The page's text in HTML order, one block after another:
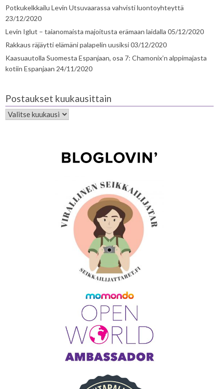
Potkukelkkailu Levin Utsuvaarassa vahvisti luontoyhteyttä
23/12/2020
Levin Iglut – taianomaista majoitusta erämaan laidalla 05/12/2020
Rakkaus räjäytti elämäni palapelin uusiksi03/12/2020
Kaasuautolla Suomesta Espanjaan, osa 7: Chamonix’n alppimajasta
kotiin Espanjaan 24/11/2020
Postaukset kuukausittain